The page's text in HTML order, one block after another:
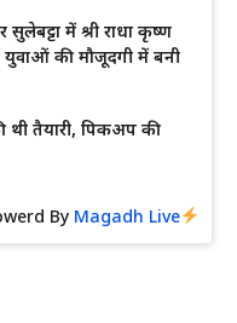
में श्री राधा कृष्ण
की मौजूदगी में बनी
थी तैयारी, पिकअप की
By Magadh Live